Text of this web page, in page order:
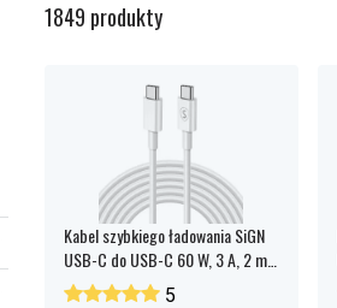
1849 produkty
Kabel szybkiego ładowania SiGN
USB-C do USB-C 60 W, 3 A, 2 m
USB-C PD - biały
5